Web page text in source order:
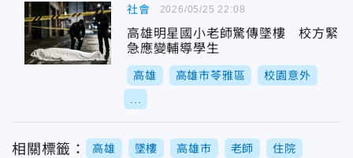
社會
高雄明星國小老師驚傳墜樓 校方緊
急應變輔導學生
高雄 高雄市苓雅區 校園意外
2026/05/25 22:08
相關標籤： 高雄 墜樓 高雄市 老師 住院